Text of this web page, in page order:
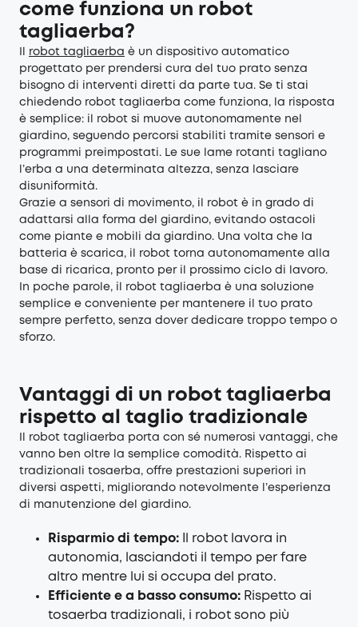
come funziona un robot
tagliaerba?
robot tagliaerba è un dispositivo automatico
progettato per prendersi cura del tuo prato senza
bisogno di interventi diretti da parte tua. Se ti stai
chiedendo robot tagliaerba come funziona, la risposta
è semplice: il robot si muove autonomamente nel
giardino, seguendo percorsi stabiliti tramite sensori e
programmi preimpostati. Le sue lame rotanti tagliano
l’erba a una determinata altezza, senza lasciare
disuniformità.
Grazie a sensori di movimento, il robot è in grado di
adattarsi alla forma del giardino, evitando ostacoli
come piante e mobili da giardino. Una volta che la
batteria è scarica, il robot torna autonomamente alla
base di ricarica, pronto per il prossimo ciclo di lavoro.
In poche parole, il robot tagliaerba è una soluzione
semplice e conveniente per mantenere il tuo prato
sempre perfetto, senza dover dedicare troppo tempo o
sforzo.
Vantaggi di un robot tagliaerba
rispetto al taglio tradizionale
Il robot tagliaerba porta con sé numerosi vantaggi, che
vanno ben oltre la semplice comodità. Rispetto ai
tradizionali tosaerba, offre prestazioni superiori in
diversi aspetti, migliorando notevolmente l’esperienza
di manutenzione del giardino.
Risparmio di tempo:
Il robot lavora in
autonomia, lasciandoti il tempo per fare
altro mentre lui si occupa del prato.
Efficiente e a basso consumo: Rispetto ai
tosaerba tradizionali, i robot sono più